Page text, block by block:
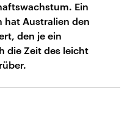
Ein
hat Australien den
den je ein
die Zeit des leicht